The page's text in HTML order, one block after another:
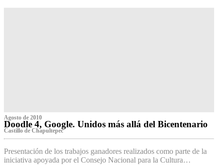
Agosto de 2010
Doodle 4, Google. Unidos más allá del Bicentenario
Castillo de Chapultepec
Presentación de los trabajos ganadores realizados como parte de la
iniciativa apoyada por el Consejo Nacional para la Cultura…